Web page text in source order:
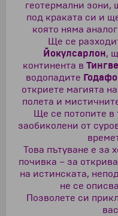
геотермални зони,
под краката си и
която няма
Ще се
Йокулсарлон,
континента в
водопадите
откриете магията
полета и
Ще се потопите в
заобиколени от
Това пътуване е за
почивка – за
на истинската,
не се
Позволете си